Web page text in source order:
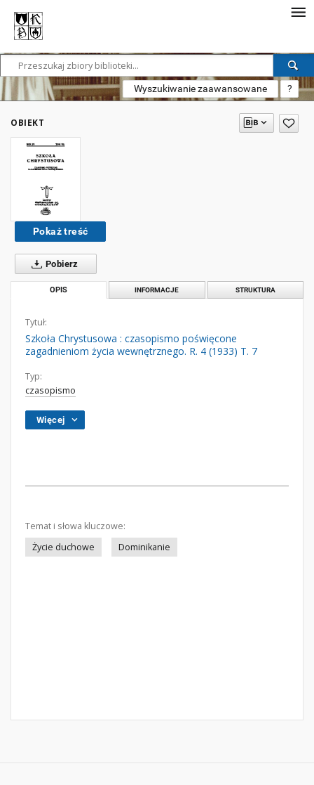
Wyszukiwanie zaawansowane ?
OBIEKT
Pokaż treść
Pobierz
OPIS INFORMACJE STRUKTURA
Tytuł:
Szkoła Chrystusowa : czasopismo poświęcone
zagadnieniom życia wewnętrznego. R. 4 (1933) T. 7
Typ:
czasopismo
Więcej
Temat i słowa kluczowe:
Życie duchowe
Dominikanie